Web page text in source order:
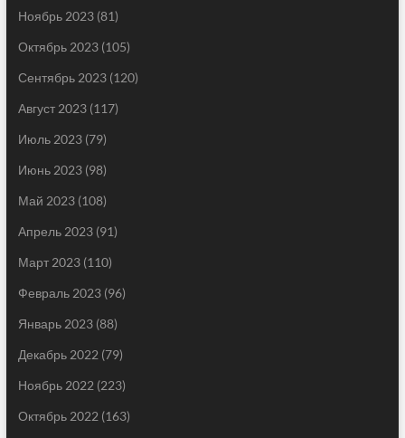
Ноябрь 2023(81)
Октябрь 2023(105)
Сентябрь 2023(120)
Август 2023(117)
Июль 2023(79)
Июнь 2023(98)
Май 2023(108)
Апрель 2023(91)
Март 2023(110)
Февраль 2023(96)
Январь 2023(88)
Декабрь 2022 (79)
Ноябрь 2022 (223)
Октябрь 2022 (163)